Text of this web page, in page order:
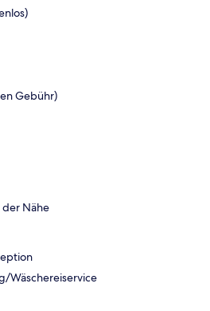
Gebühr)
der Nähe
Wäschereiservice